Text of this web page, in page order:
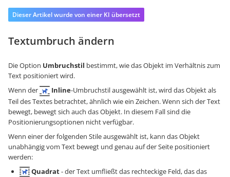
Dieser Artikel wurde von einer KI übersetzt
Textumbruch ändern
Die Option Umbruchstil bestimmt, wie das Objekt im Verhältnis zum
Text positioniert wird.
Wenn der
Inline-Umbruchstil ausgewählt ist, wird das Objekt als
Teil des Textes betrachtet, ähnlich wie ein Zeichen. Wenn sich der Text
bewegt, bewegt sich auch das Objekt. In diesem Fall sind die
Positionierungsoptionen nicht verfügbar.
Wenn einer der folgenden Stile ausgewählt ist, kann das Objekt
unabhängig vom Text bewegt und genau auf der Seite positioniert
werden:
Quadrat- der Text umfließt das rechteckige Feld, das das